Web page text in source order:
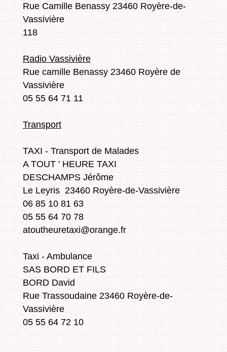
Rue Camille Benassy 23460 Royère-de-
Vassivière
118
Radio Vassivière
Rue camille Benassy 23460 Royère de
Vassivière
05 55 64 71 11
Transport
TAXI - Transport de Malades
A TOUT ' HEURE TAXI
DESCHAMPS Jérôme
Le Leyris 23460 Royère-de-Vassivière
06 85 10 81 63
05 55 64 70 78
atoutheuretaxi@orange.fr
Taxi - Ambulance
SAS BORD ET FILS
BORD David
Rue Trassoudaine 23460 Royère-de-
Vassivière
05 55 64 72 10